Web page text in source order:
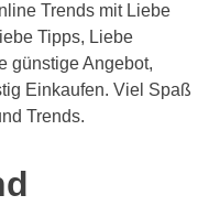
Trends mit Liebe
Tipps, Liebe
günstige Angebot,
Einkaufen. Viel Spaß
Trends.